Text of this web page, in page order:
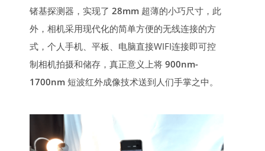
锗基探测器，实现了 28mm 超薄的小巧尺寸，此
外，相机采用现代化的简单方便的无线连接的方
式，个人手机、平板、电脑直接WIFI连接即可控
制相机拍摄和储存，真正意义上将 900nm-
1700nm 短波红外成像技术送到人们手掌之中。